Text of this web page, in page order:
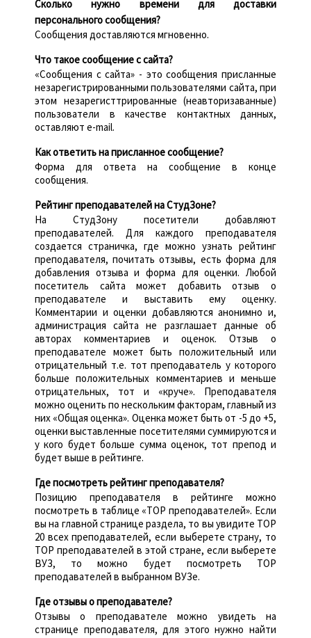
Сколько нужно времени для доставки
персонального сообщения?
Сообщения доставляются мгновенно.
Что такое сообщение с сайта?
«Сообщения с сайта» - это сообщения присланные
незарегистрированными пользователями сайта, при
этом незарегисттрированные (неавторизаванные)
пользователи в качестве контактных данных,
оставляют e-mail.
Как ответить на присланное сообщение?
Форма для ответа на сообщение в конце
сообщения.
Рейтинг преподавателей на СтудЗоне?
На СтудЗону посетители добавляют
преподавателей. Для каждого преподавателя
создается страничка, где можно узнать рейтинг
преподавателя, почитать отзывы, есть форма для
добавления отзыва и форма для оценки. Любой
посетитель сайта может добавить отзыв о
преподавателе и выставить ему оценку.
Комментарии и оценки добавляются анонимно и,
администрация сайта не разглашает данные об
авторах комментариев и оценок. Отзыв о
преподавателе может быть положительный или
отрицательный т.е. тот преподаватель у которого
больше положительных комментариев и меньше
отрицательных, тот и «круче». Преподавателя
можно оценить по нескольким факторам, главный из
них «Общая оценка». Оценка может быть от -5 до +5,
оценки выставленные посетителями суммируются и
у кого будет больше сумма оценок, тот препод и
будет выше в рейтинге.
Где посмотреть рейтинг преподавателя?
Позицию преподавателя в рейтинге можно
посмотреть в таблице «TOP преподавателей». Если
вы на главной странице раздела, то вы увидите TOP
20 всех преподавателей, если выберете страну, то
TOP преподавателей в этой стране, если выберете
ВУЗ, то можно будет посмотреть TOP
преподавателей в выбранном ВУЗе.
Где отзывы о преподавателе?
Отзывы о преподавателе можно увидеть на
странице преподавателя, для этого нужно найти